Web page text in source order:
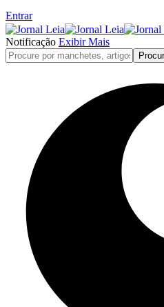
Entrar
Notificação Exibir Mais